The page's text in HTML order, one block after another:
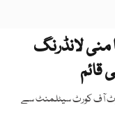
میں 50 ارب کا منی لانڈرنگ
قائم
آف کورٹ سیٹلمنٹ سے